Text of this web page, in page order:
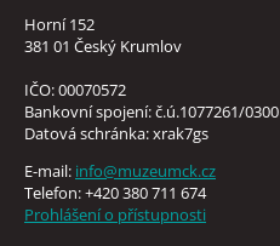
Horní 152
381 01 Český Krumlov
IČO: 00070572
Bankovní spojení: č.ú.1077261/0300
Datová schránka: xrak7gs
E-mail: info@muzeumck.cz
Telefon: +420 380 711 674
Prohlášení o přístupnosti